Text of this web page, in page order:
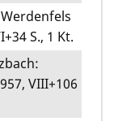
S., 1 Kt.
VIII+106